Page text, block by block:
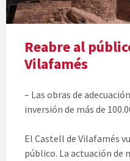
Reabre al
Vilafamés
– Las obras de
inversión de más de
El Castell de Vilafamés
público. La actuación de